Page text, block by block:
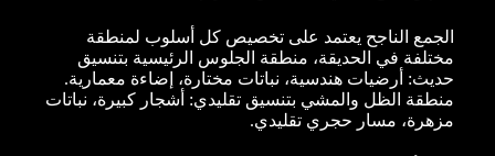
الجمع الناجح يعتمد على تخصيص كل أسلوب لمنطقة
مختلفة في الحديقة، منطقة الجلوس الرئيسية بتنسيق
حديث: أرضيات هندسية، نباتات مختارة، إضاءة معمارية.
منطقة الظل والمشي بتنسيق تقليدي: أشجار كبيرة، نباتات
مزهرة، مسار حجري تقليدي.